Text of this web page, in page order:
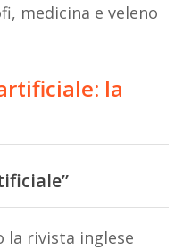
medicina e veleno
la
la rivista inglese